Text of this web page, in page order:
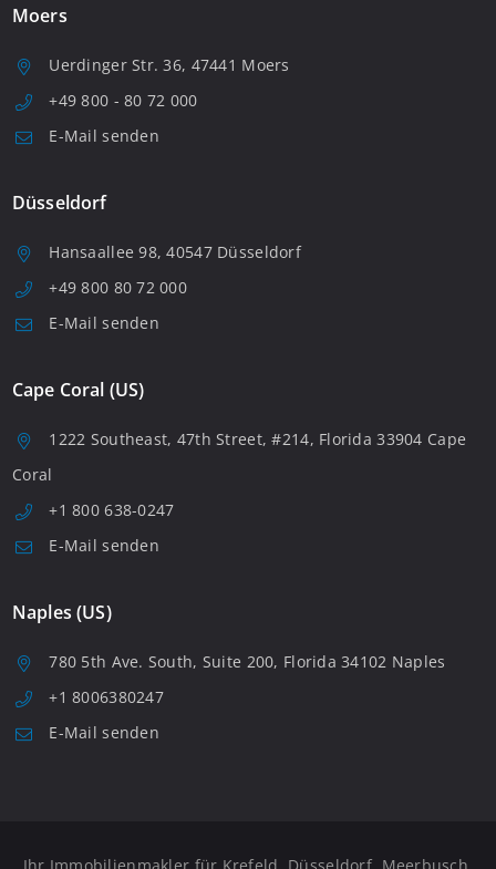
Moers
Uerdinger Str. 36, 47441 Moers
+49 800 - 80 72 000
E-Mail senden
Düsseldorf
Hansaallee 98, 40547 Düsseldorf
+49 800 80 72 000
E-Mail senden
Cape Coral (US)
1222 Southeast, 47th Street, #214, Florida 33904 Cape
Coral
+1 800 638-0247
E-Mail senden
Naples (US)
780 5th Ave. South, Suite 200, Florida 34102 Naples
+1 8006380247
E-Mail senden
Ihr Immobilienmakler für Krefeld, Düsseldorf, Meerbusch,